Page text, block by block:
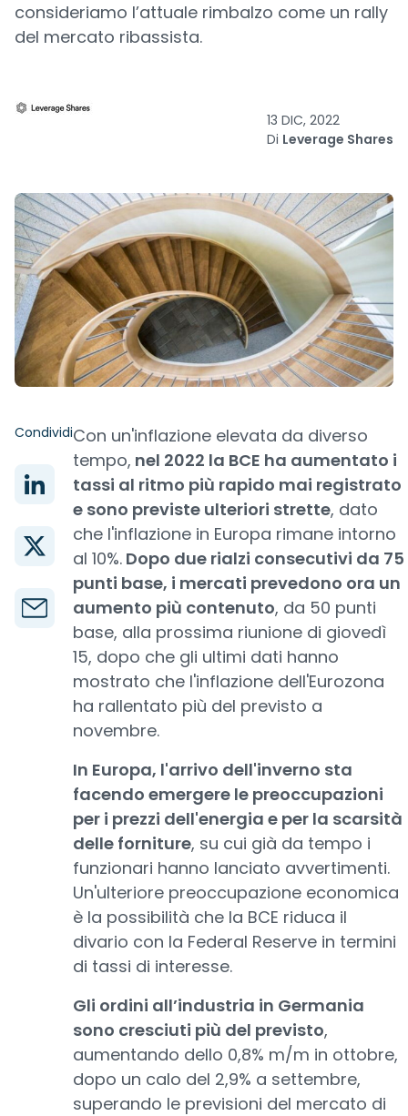
consideriamo l’attuale rimbalzo come un rally
del mercato ribassista.
13 DIC, 2022
Di Leverage Shares
CondividiCon un'inflazione elevata da diverso
tempo, nel 2022 la BCE ha aumentato i
tassi al ritmo più rapido mai registrato
e sono previste ulteriori strette, dato
che l'inflazione in Europa rimane intorno
al 10%. Dopo due rialzi consecutivi da 75
punti base, i mercati prevedono ora un
aumento più contenuto, da 50 punti
base, alla prossima riunione di giovedì
15, dopo che gli ultimi dati hanno
mostrato che l'inflazione dell'Eurozona
ha rallentato più del previsto a
novembre.
In Europa, l'arrivo dell'inverno sta
facendo emergere le preoccupazioni
per i prezzi dell'energia e per la scarsità
delle forniture, su cui già da tempo i
funzionari hanno lanciato avvertimenti.
Un'ulteriore preoccupazione economica
è la possibilità che la BCE riduca il
divario con la Federal Reserve in termini
di tassi di interesse.
Gli ordini all’industria in Germania
sono cresciuti più del previsto,
aumentando dello 0,8% m/m in ottobre,
dopo un calo del 2,9% a settembre,
superando le previsioni del mercato di